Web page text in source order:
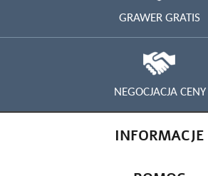
GRAWER GRATIS
NEGOCJACJA CENY
INFORMACJE